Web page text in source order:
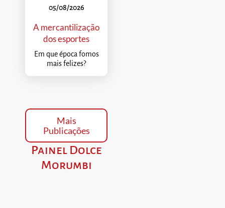
05/08/2026
A mercantilização
dos esportes
Em que época fomos
mais felizes?
Mais
Publicações
Painel Dolce
Morumbi